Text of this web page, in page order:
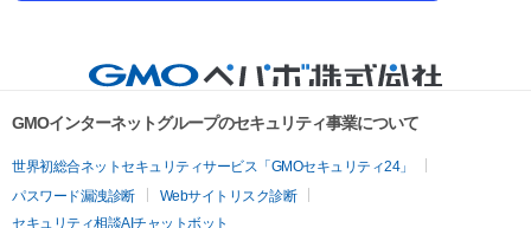
GMOインターネットグループのセキュリティ事業について
世界初総合ネットセキュリティサービス「GMOセキュリティ24」
パスワード漏洩診断
Webサイトリスク診断
セキュリティ相談AIチャットボット